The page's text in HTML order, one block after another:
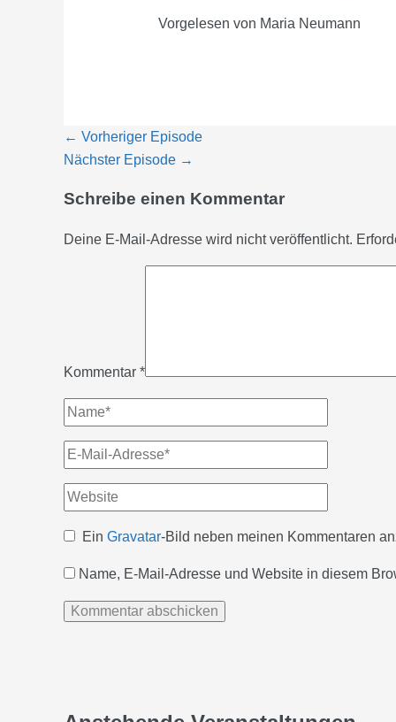
Vorgelesen von Maria Neumann
← Vorheriger Episode
Nächster Episode →
Schreibe einen Kommentar
Deine E-Mail-Adresse wird nicht veröffentlicht.
Kommentar *
Name*
E-
Mail-
Adresse*
Website
EinGravatar-Bild neben meinen Kommentaren
Name, E-Mail-Adresse und Website in diesem